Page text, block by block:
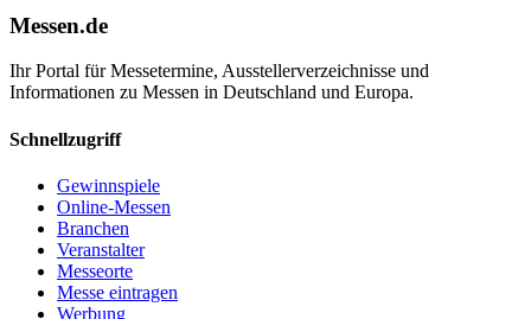
Messen.de
Ihr Portal für Messetermine, Ausstellerverzeichnisse und
Informationen zu Messen in Deutschland und Europa.
Schnellzugriff
Gewinnspiele
Online-Messen
Branchen
Veranstalter
Messeorte
Messe eintragen
Werbung